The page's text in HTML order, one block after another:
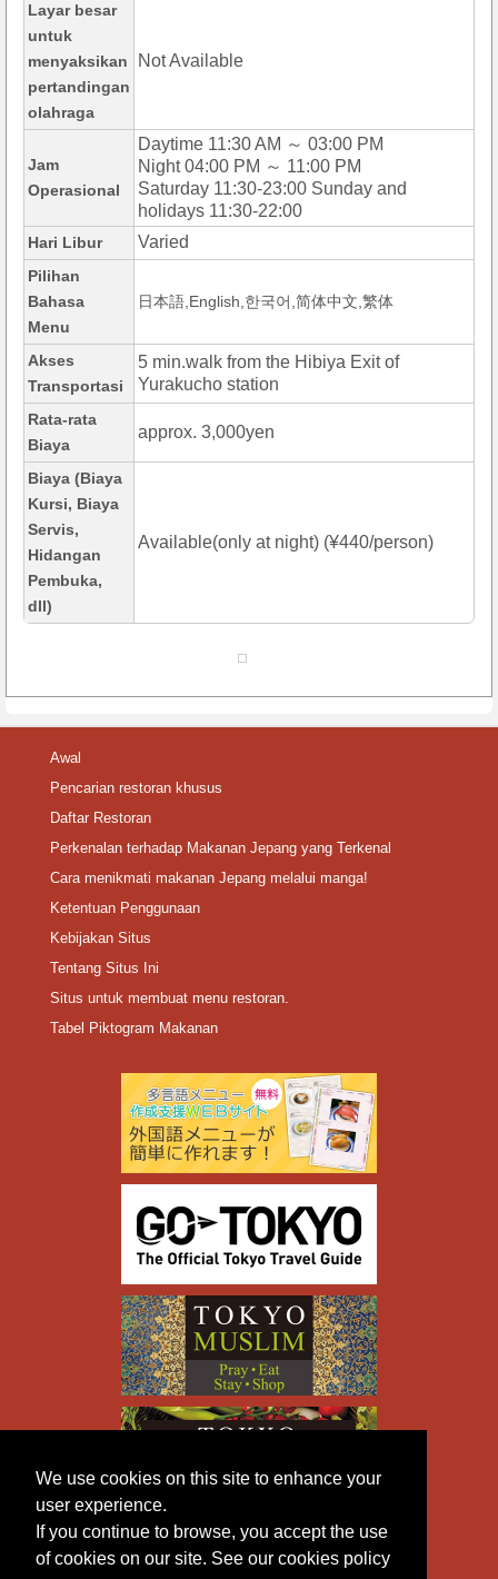
We use cookies on this site to enhance your
user experience.
If you continue to browse, you accept the use
of cookies on our site. See our cookies policy
Layar besar
untuk
menyaksikan
pertandingan
olahraga
Not Available
Jam
Operasional
Daytime 11:30 AM ～ 03:00 PM
Night 04:00 PM ～ 11:00 PM
Saturday 11:30-23:00 Sunday and
holidays 11:30-22:00
Hari Libur Varied
Pilihan
Bahasa
Menu
日本語,English,한국어,简体中文,繁体
Akses
Transportasi
5 min.walk from the Hibiya Exit of
Yurakucho station
Rata-rata
Biaya
approx. 3,000yen
Biaya (Biaya
Kursi, Biaya
Servis,
Hidangan
Pembuka,
dll)
Available(only at night) (¥440/person)
Awal
Pencarian restoran khusus
Daftar Restoran
Perkenalan terhadap Makanan Jepang yang Terkenal
Cara menikmati makanan Jepang melalui manga!
Ketentuan Penggunaan
Kebijakan Situs
Tentang Situs Ini
Situs untuk membuat menu restoran.
Tabel Piktogram Makanan